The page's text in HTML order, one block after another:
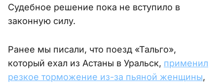
Судебное решение пока не вступило в
законную силу.
Ранее мы писали, что поезд «Тальго»,
который ехал из Астаны в Уральск, применил
резкое торможение из-за пьяной женщины,